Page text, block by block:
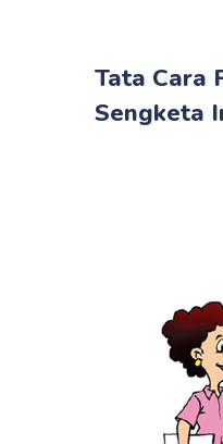
Tata Cara
Sengketa